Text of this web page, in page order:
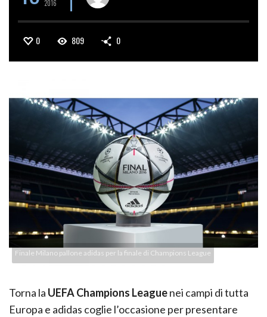
2016
0 809 0
Finale Milano pallone adidas per la finale di Champions League
Torna la UEFA Champions Leaguenei campi di tutta
Europa e adidas coglie l’occasione per presentare